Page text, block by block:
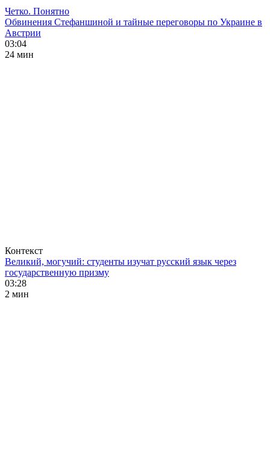
Четко. Понятно
Обвинения Стефаншиной и тайные переговоры по Украине в
Австрии
03:04
24 мин
Контекст
Великий, могучий: студенты изучат русский язык через
государственную призму
03:28
2 мин